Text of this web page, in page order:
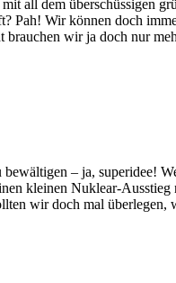
all dem überschüssigen
Wir können doch
wir ja doch nur
– ja,
kleinen Nuklear-
wir doch mal